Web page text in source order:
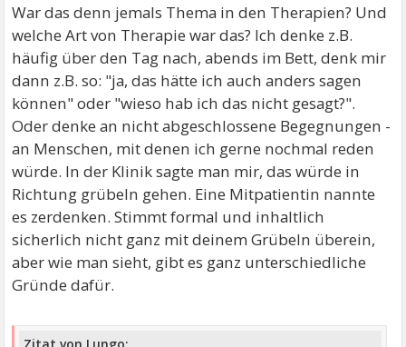
War das denn jemals Thema in den Therapien? Und
welche Art von Therapie war das? Ich denke z.B.
häufig über den Tag nach, abends im Bett, denk mir
dann z.B. so: "ja, das hätte ich auch anders sagen
können" oder "wieso hab ich das nicht gesagt?".
Oder denke an nicht abgeschlossene Begegnungen -
an Menschen, mit denen ich gerne nochmal reden
würde. In der Klinik sagte man mir, das würde in
Richtung grübeln gehen. Eine Mitpatientin nannte
es zerdenken. Stimmt formal und inhaltlich
sicherlich nicht ganz mit deinem Grübeln überein,
aber wie man sieht, gibt es ganz unterschiedliche
Gründe dafür.